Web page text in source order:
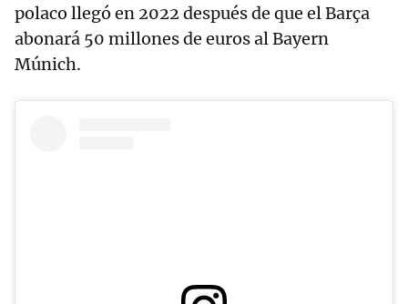
polaco llegó en 2022 después de que el Barça
abonará 50 millones de euros al Bayern
Múnich.